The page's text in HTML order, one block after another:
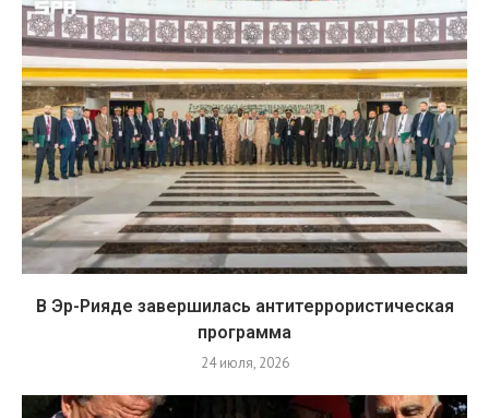
В Эр-Рияде завершилась антитеррористическая
программа
24 июля, 2026